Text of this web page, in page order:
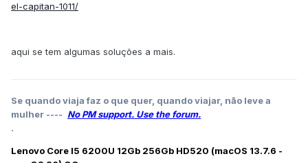
el-capitan-1011/
aqui se tem algumas soluções a mais.
Se quando viaja faz o que quer, quando viajar, não leve a
mulher ---- No PM support. Use the forum.
.
Lenovo Core I5 6200U 12Gb 256Gb HD520 (macOS 13.7.6 -